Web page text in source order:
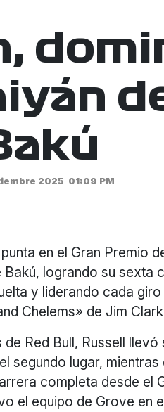
2025 01:09 PM
en el Gran Premio
logrando su sexta
y liderando cada
Chelems» de Jim
Red Bull, Russell
segundo lugar, mientras
completa desde el
el equipo de Grove en